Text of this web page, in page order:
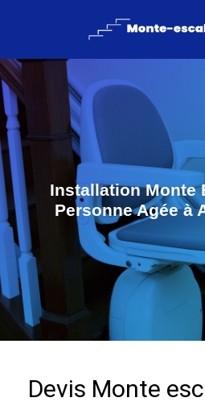
Installation Monte
Personne Agée à
Devis Monte